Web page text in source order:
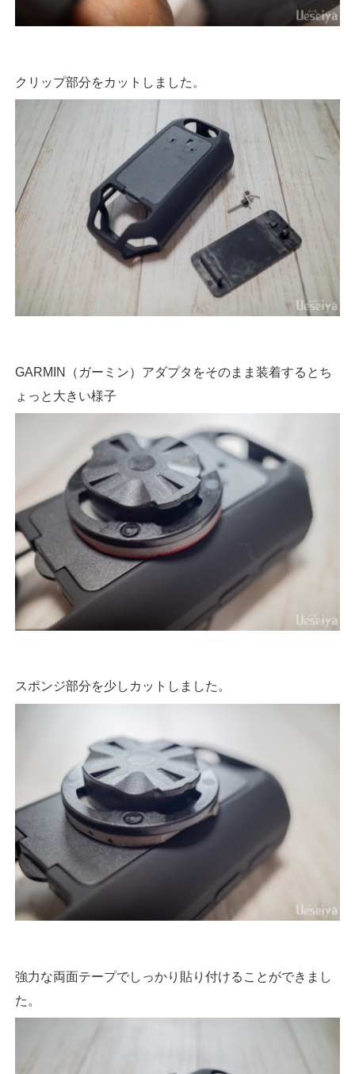
クリップ部分をカットしました。
GARMIN（ガーミン）アダプタをそのまま装着するとち
ょっと大きい様子
スポンジ部分を少しカットしました。
強力な両面テープでしっかり貼り付けることができまし
た。